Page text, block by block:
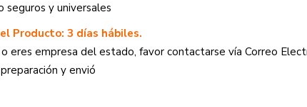
seguros y universales
Producto: 3 días hábiles.
eres empresa del estado, favor contactarse vía Correo
y envió